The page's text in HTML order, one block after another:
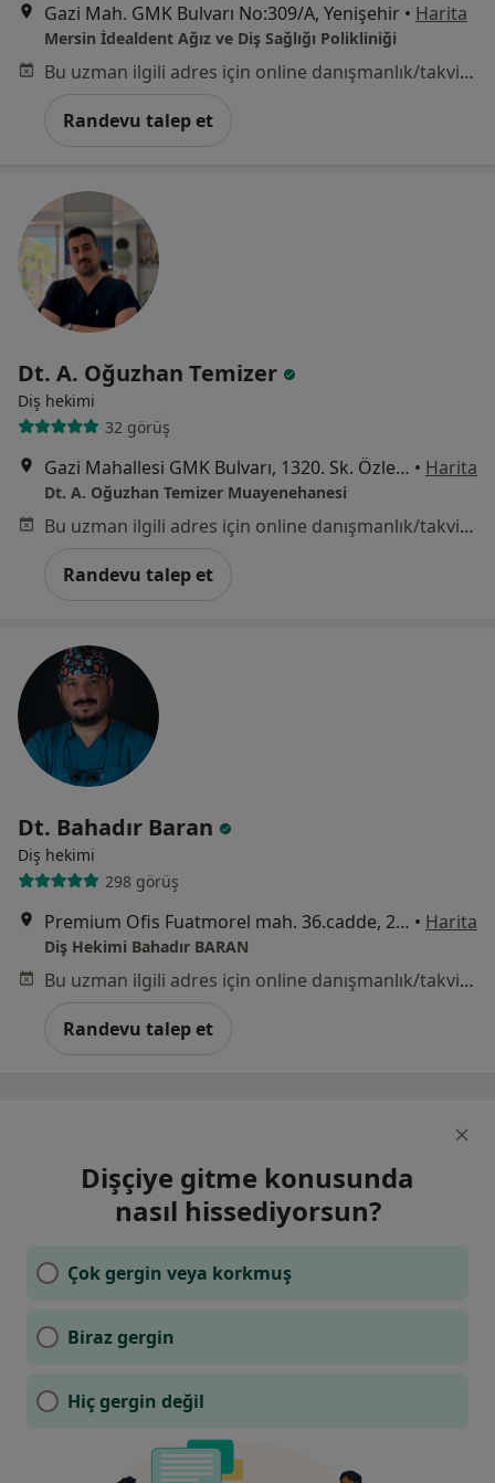
Gazi Mah. GMK Bulvarı No:309/A, Yenişehir • Harita
Mersin İdealdent Ağız ve Diş Sağlığı Polikliniği
Bu uzman ilgili adres için online danışmanlık/takvim sunmuyor.
Randevu talep et
Dt. A. Oğuzhan Temizer
Diş hekimi
32 görüş
Gazi Mahallesi GMK Bulvarı, 1320. Sk. Özler Apt Kat:2 Daire:3 Yenişehir/Mersin, Mersin • Harita
Dt. A. Oğuzhan Temizer Muayenehanesi
Bu uzman ilgili adres için online danışmanlık/takvim sunmuyor.
Randevu talep et
Dt. Bahadır Baran
Diş hekimi
298 görüş
Premium Ofis Fuatmorel mah. 36.cadde, 2855 sk no:1 8/16, Mersin • Harita
Diş Hekimi Bahadır BARAN
Bu uzman ilgili adres için online danışmanlık/takvim sunmuyor.
Randevu talep et
Dişçiye gitme konusunda
nasıl hissediyorsun?
Çok gergin veya korkmuş
Biraz gergin
Hiç gergin değil